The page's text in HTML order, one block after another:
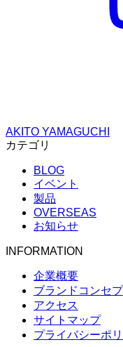
AKITO YAMAGUCHI
カテゴリ
BLOG
イベント
製品
OVERSEAS
お知らせ
INFORMATION
企業概要
ブランドコンセプ
アクセス
サイトマップ
プライバシーポ